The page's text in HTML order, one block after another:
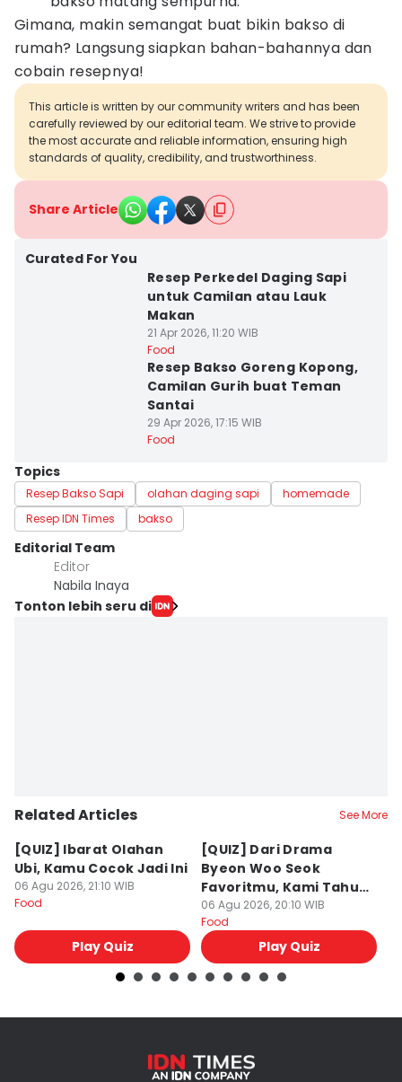
Gimana, makin semangat buat bikin bakso di
rumah? Langsung siapkan bahan-bahannya dan
cobain resepnya!
This article is written by our community writers and has been
carefully reviewed by our editorial team. We strive to provide
the most accurate and reliable information, ensuring high
standards of quality, credibility, and trustworthiness.
Share Article
Curated For You
Resep Perkedel Daging Sapi
untuk Camilan atau Lauk
Makan
21 Apr 2026, 11:20 WIB
Food
Resep Bakso Goreng Kopong,
Camilan Gurih buat Teman
Santai
29 Apr 2026, 17:15 WIB
Food
Topics
Resep Bakso Sapi olahan daging sapi
homemade
Resep IDN Times
bakso
Editorial Team
Editor
Nabila Inaya
Tonton lebih seru di
Related Articles See More
[QUIZ] Ibarat Olahan
Ubi, Kamu Cocok Jadi Ini
06 Agu 2026, 21:10 WIB
Food
Play Quiz
[QUIZ] Dari Drama
Byeon Woo Seok
Favoritmu, Kami Tahu
Makanan yang Cocok
untukmu
06 Agu 2026, 20:10 WIB
Food
Play Quiz